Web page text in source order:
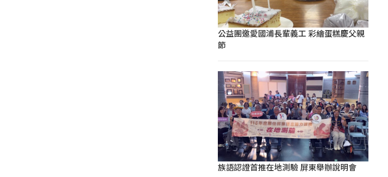
公益團邀愛國浦長輩義工 彩繪蛋糕慶父親
節
族語認證首推在地測驗 屏東舉辦說明會